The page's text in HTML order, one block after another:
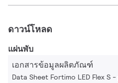
ดาวน์โหลด
แผ่นพับ
เอกสารข้อมูลผลิตภัณฑ์
Data Sheet Fortimo LED Flex S